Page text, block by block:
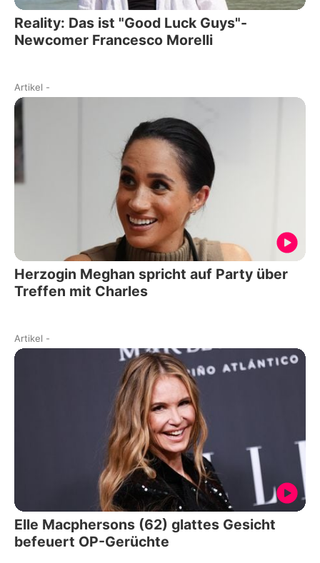
Reality: Das ist "Good Luck Guys"-
Newcomer Francesco Morelli
Artikel -
Herzogin Meghan spricht auf Party über
Treffen mit Charles
Artikel -
Elle Macphersons (62) glattes Gesicht
befeuert OP-Gerüchte